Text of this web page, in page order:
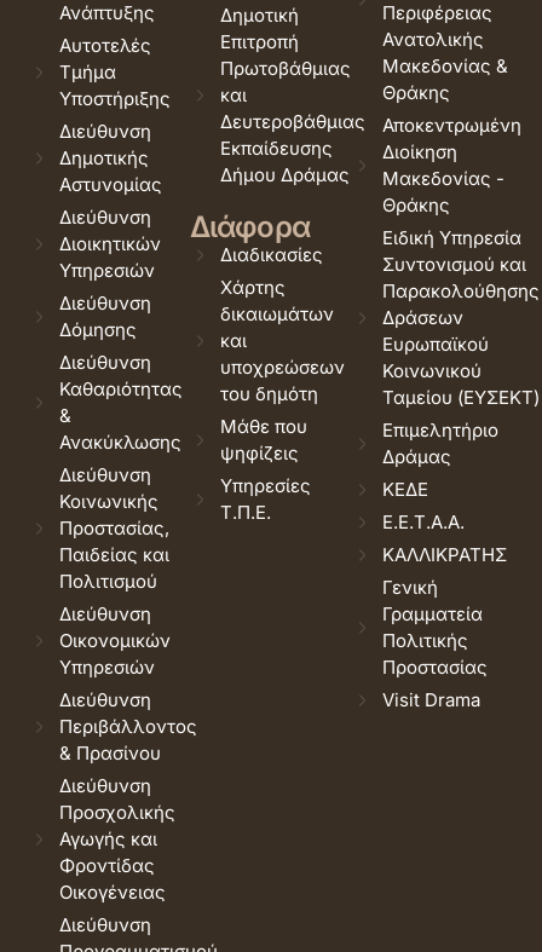
Ανάπτυξης
Αυτοτελές
Τμήμα
Υποστήριξης
Διεύθυνση
Δημοτικής
Αστυνομίας
Διεύθυνση
Διοικητικών
Υπηρεσιών
Διεύθυνση
Δόμησης
Διεύθυνση
Καθαριότητας
&
Ανακύκλωσης
Διεύθυνση
Κοινωνικής
Προστασίας,
Παιδείας και
Πολιτισμού
Διεύθυνση
Οικονομικών
Υπηρεσιών
Διεύθυνση
Περιβάλλοντος
& Πρασίνου
Διεύθυνση
Προσχολικής
Αγωγής και
Φροντίδας
Οικογένειας
Διεύθυνση
Δημοτική
Επιτροπή
Πρωτοβάθμιας
και
Δευτεροβάθμιας
Εκπαίδευσης
Δήμου Δράμας
Διάφορα
Διαδικασίες
Χάρτης
δικαιωμάτων
και
υποχρεώσεων
του δημότη
Μάθε που
ψηφίζεις
Υπηρεσίες
Τ.Π.Ε.
Περιφέρειας
Ανατολικής
Μακεδονίας &
Θράκης
Αποκεντρωμένη
Διοίκηση
Μακεδονίας -
Θράκης
Ειδική Υπηρεσία
Συντονισμού και
Παρακολούθησης
Δράσεων
Ευρωπαϊκού
Κοινωνικού
Ταμείου (ΕΥΣΕΚΤ)
Επιμελητήριο
Δράμας
ΚΕΔΕ
Ε.Ε.Τ.Α.Α.
ΚΑΛΛΙΚΡΑΤΗΣ
Γενική
Γραμματεία
Πολιτικής
Προστασίας
Visit Drama